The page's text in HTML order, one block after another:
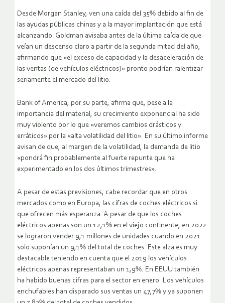
Desde Morgan Stanley, ven una caída del 35% debido al fin de
las ayudas públicas chinas y a la mayor implantación que está
alcanzando. Goldman avisaba antes de la última caída de que
veían un descenso claro a partir de la segunda mitad del año,
afirmando que «el exceso de capacidad y la desaceleración de
las ventas (de vehículos eléctricos)» pronto podrían ralentizar
seriamente el mercado del litio.
Bank of America, por su parte, afirma que, pese a la
importancia del material, su crecimiento exponencial ha sido
muy violento por lo que «veremos cambios drásticos y
erráticos» por la «alta volatilidad del litio». En su último informe
avisan de que, al margen de la volatilidad, la demanda de litio
«pondrá fin probablemente al fuerte repunte que ha
experimentado en los dos últimos trimestres».
A pesar de estas previsiones, cabe recordar que en otros
mercados como en Europa, las cifras de coches eléctricos si
que ofrecen más esperanza. A pesar de que los coches
eléctricos apenas son un 12,1% en el viejo continente, en 2022
se lograron vender 9,1 millones de unidades cuando en 2021
solo suponían un 9,1% del total de coches. Este alza es muy
destacable teniendo en cuenta que el 2019 los vehículos
eléctricos apenas representaban un 1,9%. En EEUU también
ha habido buenas cifras para el sector en enero. Los vehículos
enchufables han disparado sus ventas un 47,7% y ya suponen